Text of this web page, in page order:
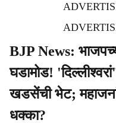
BJP News:
घडामोड!
खडसेंची भेट;
धक्का?